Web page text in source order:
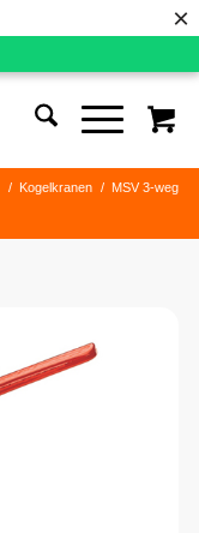
×
/ Kogelkranen / MSV 3-weg